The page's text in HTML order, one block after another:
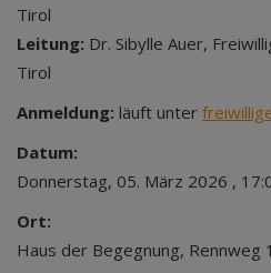
Tirol
Leitung: Dr. Sibylle Auer,
Tirol
Anmeldung: läuft unter
Datum:
Donnerstag, 05. März 2026 ,
Ort:
Haus der Begegnung, Rennweg